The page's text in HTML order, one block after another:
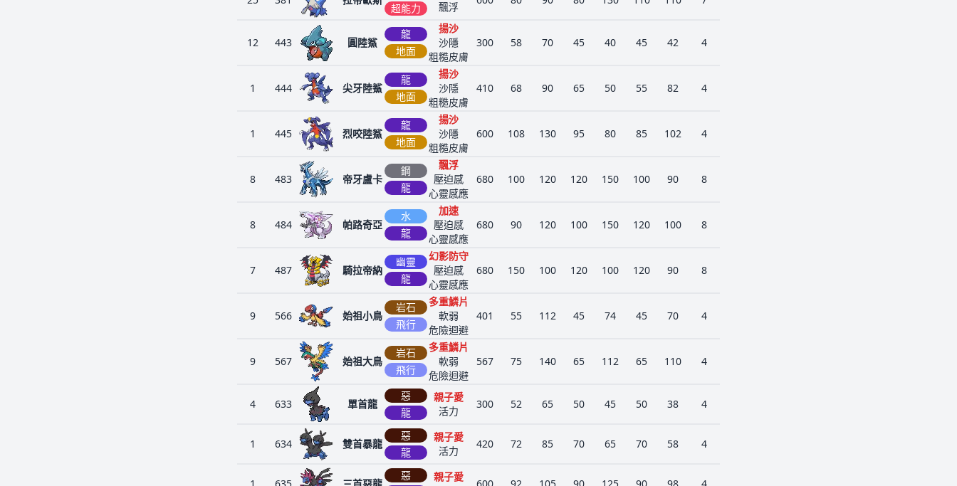
超能力
飄浮
12 443 圓陸鯊
龍
地面
揚沙
沙隱
粗糙皮膚
300 58 70 45 40 45 42 4
1 444 尖牙陸鯊
龍
地面
揚沙
沙隱
粗糙皮膚
410 68 90 65 50 55 82 4
1 445 烈咬陸鯊
龍
地面
揚沙
沙隱
粗糙皮膚
600 108 130 95 80 85 102 4
8 483 帝牙盧卡
鋼
龍
飄浮
壓迫感
心靈感應
680 100 120 120 150 100 90 8
8 484 帕路奇亞
水
龍
加速
壓迫感
心靈感應
680 90 120 100 150 120 100 8
7 487 騎拉帝納
幽靈
龍
幻影防守
壓迫感
心靈感應
680 150 100 120 100 120 90 8
9 566 始祖小鳥
岩石
飛行
多重鱗片
軟弱
危險迴避
401 55 112 45 74 45 70 4
9 567 始祖大鳥
岩石
飛行
多重鱗片
軟弱
危險迴避
567 75 140 65 112 65 110 4
4 633 單首龍
惡
龍
親子愛
活力
300 52 65 50 45 50 38 4
1 634 雙首暴龍
惡
龍
親子愛
活力
420 72 85 70 65 70 58 4
惡
親子愛